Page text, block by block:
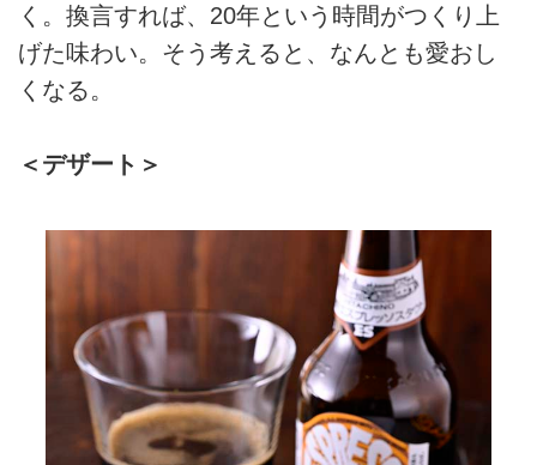
く。換言すれば、20年という時間がつくり上
げた味わい。そう考えると、なんとも愛おし
くなる。
＜デザート＞